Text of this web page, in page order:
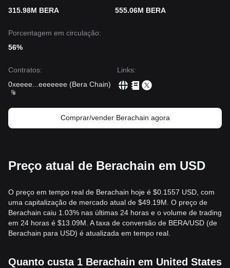
315.98M BERA 555.06M BERA
Porcentagem em circulação:
56%
Contratos:
0xeeee
eeeeeee (Bera Chain)
Links:
Comprar/vender Berachain agora
Preço atual de Berachain em USD
O preço em tempo real de Berachain hoje é $0.1557 USD, com
uma capitalização de mercado atual de $49.19M. O preço de
Berachain caiu 1.03% nas últimas 24 horas e o volume de trading
em 24 horas é $13.09M. A taxa de conversão de BERA/USD (de
Berachain para USD) é atualizada em tempo real.
Quanto custa 1 Berachain em United States